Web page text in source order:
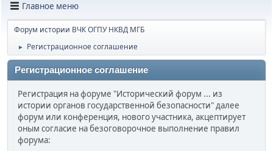
Главное меню
Форум истории ВЧК ОГПУ НКВД МГБ
► Регистрационное соглашение
Регистрационное соглашение
Регистрация на форуме "Исторический форум ... из
истории органов государственной безопасности" далее
форум или конференция, нового участника, акцептирует
оным согласие на безоговорочное выполнение правил
форума: